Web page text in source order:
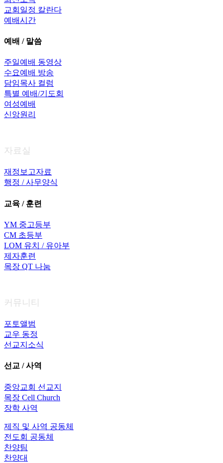
교회일정 칼란다
예배시간
예배 / 말씀
주일예배 동영상
수요예배 방송
담임목사 컬럼
특별 예배/기도회
여성예배
신앙원리
자료실
재정보고자료
행정 / 사무양식
교육 / 훈련
YM 중고등부
CM 초등부
LOM 유치 / 유아부
제자훈련
목장 QT 나눔
커뮤니티
포토앨범
교우 동정
선교지소식
선교 / 사역
중앙교회 선교지
목장 Cell Church
장학 사역
제직 및 사역 공동체
전도회 공동체
찬양팀
찬양대